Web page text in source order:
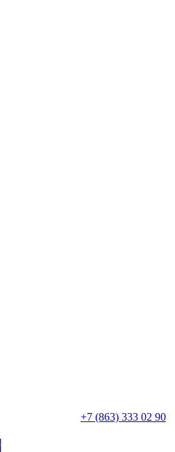
+7 (863) 333 02 90